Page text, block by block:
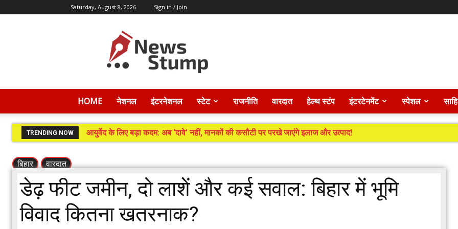
Saturday, August 8, 2026 Sign in / Join
Stump
HOME नेशनल इंटरनेशनल स्टेट राजनीति वारदात हेल्थ स्टंप इंटरटेनमेंट स्पेशल
TRENDING NOW आयुर्वेद के लिए बड़ा कदम: अब ‘दावे’ नहीं, मानकों की कसौटी पर परखे जाएंगे इलाज और उत्पाद!
बिहार वारदात
डेढ़ फीट जमीन, दो लाशें और कई सवाल: बिहार में भूमि
विवाद कितना खतरनाक?